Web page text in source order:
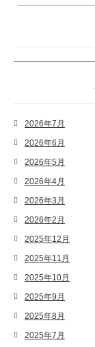
2026年7月
2026年6月
2026年5月
2026年4月
2026年3月
2026年2月
2025年12月
2025年11月
2025年10月
2025年9月
2025年8月
2025年7月